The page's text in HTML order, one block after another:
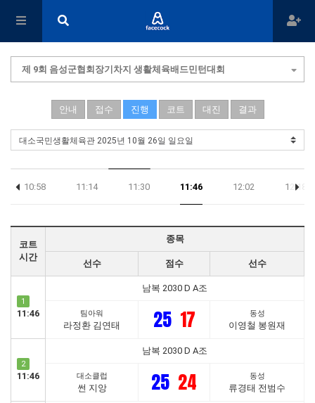
제 9회 음성군협회장기차지 생활체육배드민턴대회
안내 접수 진행 코트 대진 결과
10:58 11:14 11:30 11:46 12:02 12:18
코트
시간
종목
선수 점수 선수
1
11:46
남복 2030 D A조
팀아워
라정환 김연태 25 17 동성
이영철 봉원재
2
11:46
남복 2030 D A조
대소클럽
썬 지앙 25 24 동성
류경태 전범수